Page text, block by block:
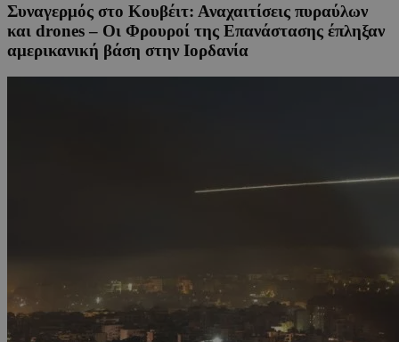
Συναγερμός στο Kουβέιτ: Αναχαιτίσεις πυραύλων
και drones – Οι Φρουροί της Επανάστασης έπληξαν
αμερικανική βάση στην Ιορδανία